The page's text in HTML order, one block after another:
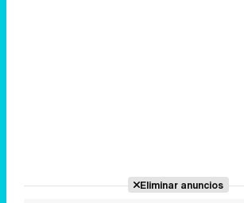
Eliminar anuncios